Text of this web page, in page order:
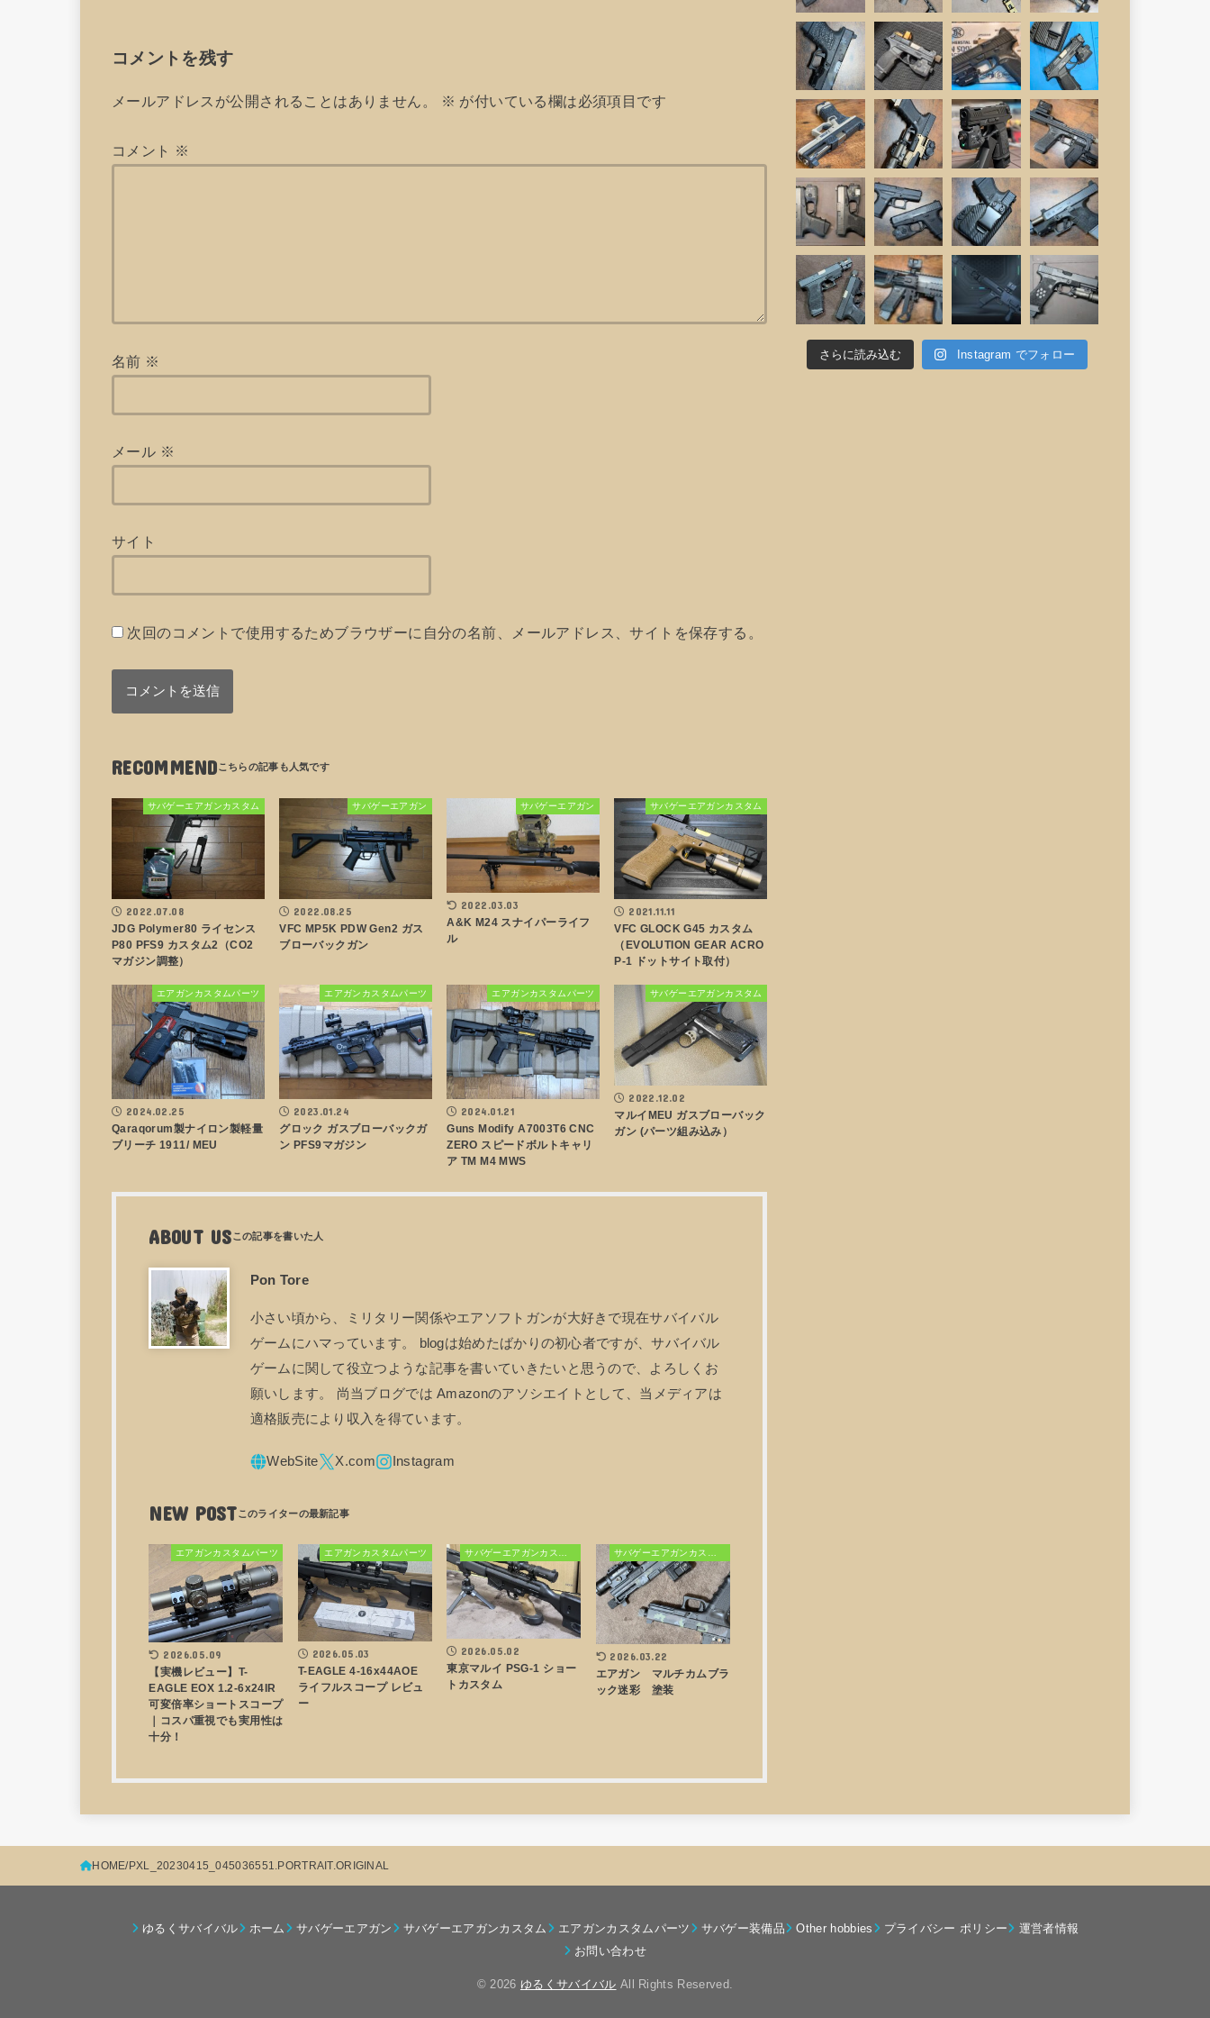
コメントを残す
メールアドレスが公開されることはありません。 ※ が付いている欄は必須項目です
コメント ※
名前 ※
メール ※
サイト
次回のコメントで使用するためブラウザーに自分の名前、メールアドレス、サイトを保存する。
RECOMMEND
サバゲーエアガンカスタム
2022.07.08
JDG Polymer80 ライセンス
P80 PFS9 カスタム2（CO2
マガジン調整）
サバゲーエアガン
2022.08.25
VFC MP5K PDW Gen2 ガス
ブローバックガン
サバゲーエアガン
2022.03.03
A&K M24 スナイパーライフ
ル
サバゲーエアガンカスタム
2021.11.11
VFC GLOCK G45 カスタム
（EVOLUTION GEAR ACRO
P-1 ドットサイト取付）
エアガンカスタムパーツ
2024.02.25
Qaraqorum製ナイロン製軽量
ブリーチ 1911/ MEU
エアガンカスタムパーツ
2023.01.24
グロック ガスブローバックガ
ン PFS9マガジン
エアガンカスタムパーツ
2024.01.21
Guns Modify A7003T6 CNC
ZERO スピードボルトキャリ
ア TM M4 MWS
サバゲーエアガンカスタム
2022.12.02
マルイMEU ガスブローバック
ガン (パーツ組み込み）
ABOUT US
Pon Tore
小さい頃から、ミリタリー関係やエアソフトガンが大好きで現在サバイバル
ゲームにハマっています。 blogは始めたばかりの初心者ですが、サバイバル
ゲームに関して役立つような記事を書いていきたいと思うので、よろしくお
願いします。 尚当ブログでは Amazonのアソシエイトとして、当メディアは
適格販売により収入を得ています。
NEW POST
エアガンカスタムパーツ
2026.05.09
【実機レビュー】T-
EAGLE EOX 1.2-6x24IR
可変倍率ショートスコープ
｜コスパ重視でも実用性は
十分！
エアガンカスタムパーツ
2026.05.03
T-EAGLE 4-16x44AOE
ライフルスコープ レビュ
ー
2026.05.02
東京マルイ PSG-1 ショー
トカスタム
2026.03.22
エアガン マルチカムブラ
ック迷彩 塗装
さらに読み込む Instagram でフォロー
HOME PXL_20230415_045036551.PORTRAIT.ORIGINAL
ゆるくサバイバル ホーム サバゲーエアガン サバゲーエアガンカスタム エアガンカスタムパーツ サバゲー装備品 Other hobbies プライバシー ポリシー
運営者情報
お問い合わせ
© 2026 ゆるくサバイバル All Rights Reserved.